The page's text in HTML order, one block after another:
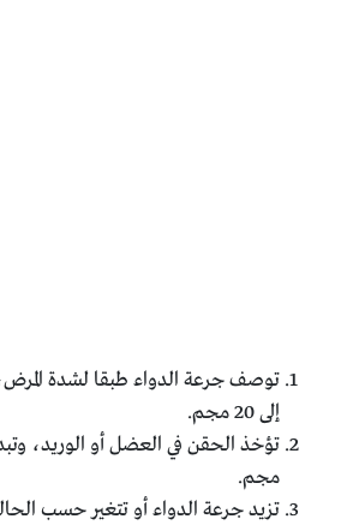
إلى 20 مجم.
مجم.
تزيد جرعة الدواء أو تتغير حسب